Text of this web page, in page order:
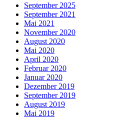
September 2025
September 2021
Mai 2021
November 2020
August 2020
Mai 2020
April 2020
Februar 2020
Januar 2020
Dezember 2019
September 2019
August 2019
Mai 2019